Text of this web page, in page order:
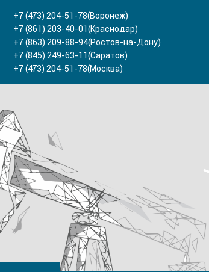
+7 (473) 204-51-78(Воронеж)
+7 (861) 203-40-01(Краснодар)
+7 (863) 209-88-94(Ростов-на-Дону)
+7 (845) 249-63-11(Саратов)
+7 (473) 204-51-78(Москва)